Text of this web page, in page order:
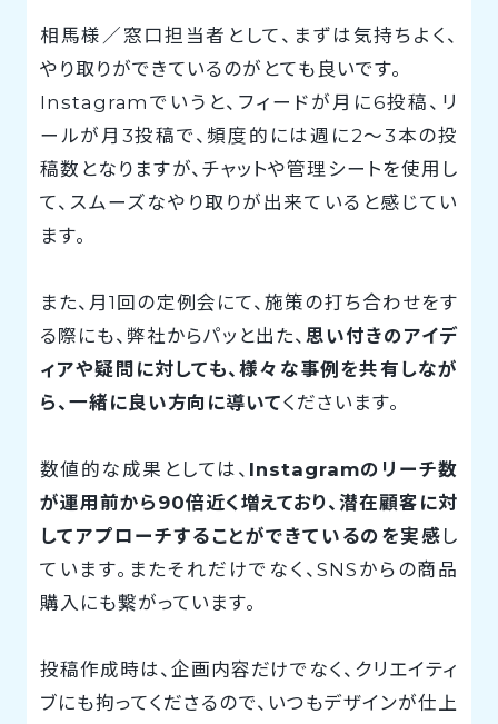
相馬様／窓口担当者として、まずは気持ちよく、
やり取りができているのがとても良いです。
Instagramでいうと、フィードが月に6投稿、リ
ールが月3投稿で、頻度的には週に2～3本の投
稿数となりますが、チャットや管理シートを使用し
て、スムーズなやり取りが出来ていると感じてい
ます。
また、月1回の定例会にて、施策の打ち合わせをす
る際にも、弊社からパッと出た、思い付きのアイデ
ィアや疑問に対しても、様々な事例を共有しなが
ら、一緒に良い方向に導いてくださいます。
数値的な成果としては、 Instagramのリーチ数
が運用前から90倍近く増えており、潜在顧客に対
してアプローチすることができているのを実感 し
ています。またそれだけでなく、SNSからの商品
購入にも繋がっています。
投稿作成時は、企画内容だけでなく、クリエイティ
ブにも拘ってくださるので、いつもデザインが仕上